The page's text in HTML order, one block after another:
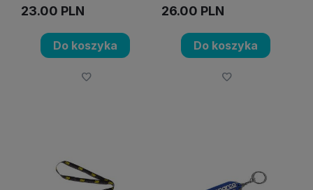
23.00 PLN
Do koszyka
26.00 PLN
Do koszyka